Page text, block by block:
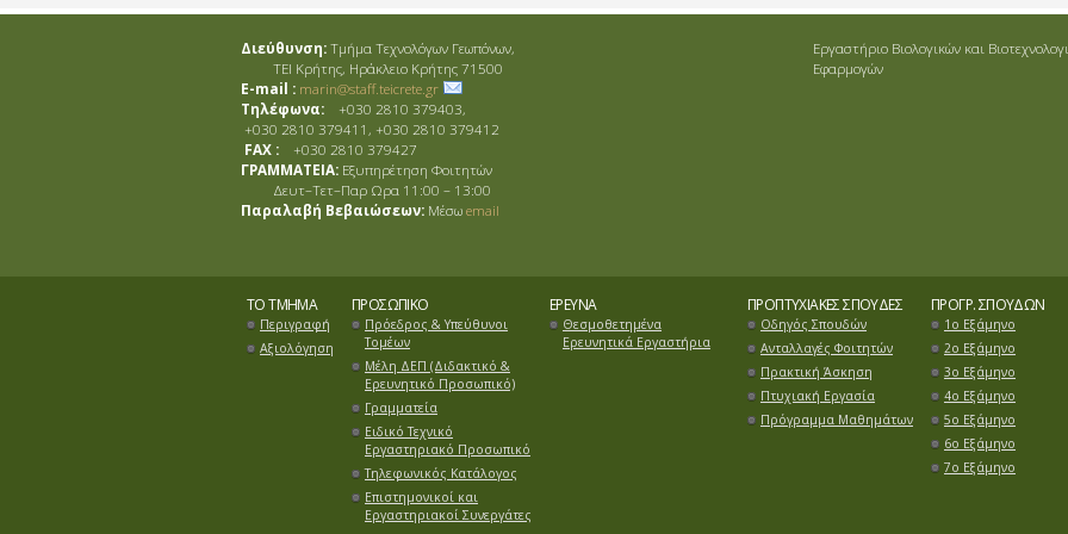
Διεύθυνση:Τμήμα Τεχνολόγων Γεωπόνων,
ΤΕΙ Κρήτης, Ηράκλειο Κρήτης 71500
E-mail : marin@staff.teicrete.gr
Τηλέφωνα: +030 2810 379403,
+030 2810 379411, +030 2810 379412
FAX : +030 2810 379427
ΓΡΑΜΜΑΤΕΙΑ: Εξυπηρέτηση Φοιτητών
Δευτ–Τετ–Παρ Ωρα 11:00 – 13:00
Παραλαβή Βεβαιώσεων: Μέσωemail
Εργαστήριο Βιολογικών και
Εφαρμογών
ΤΟ ΤΜΉΜΑ
Περιγραφή
Αξιολόγηση
ΠΡΟΣΩΠΙΚΌ
Πρόεδρος & Υπεύθυνοι
Τομέων
Μέλη ΔΕΠ (Διδακτικό &
Ερευνητικό Προσωπικό)
Γραμματεία
Ειδικό Τεχνικό
Εργαστηριακό Προσωπικό
Τηλεφωνικός Κατάλογος
Επιστημονικοί και
Εργαστηριακοί Συνεργάτες
ΈΡΕΥΝΑ
Θεσμοθετημένα
Ερευνητικά Εργαστήρια
ΠΡΟΠΤΥΧΙΑΚΈΣ ΣΠΟΥΔΈΣ
Οδηγός Σπουδών
Ανταλλαγές Φοιτητών
Πρακτική Άσκηση
Πτυχιακή Εργασία
Πρόγραμμα Μαθημάτων
ΠΡΌΓΡ. ΣΠΟΥΔΏΝ
1ο Εξάμηνο
2ο Εξάμηνο
3ο Εξάμηνο
4ο Εξάμηνο
5ο Εξάμηνο
6ο Εξάμηνο
7o Εξάμηνο